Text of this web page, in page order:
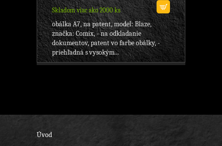
Skladom viac ako 2000 ks
obálka A7, na patent, model: Blaze,
značka: Comix, - na odkladanie
dokumentov, patent vo farbe obálky, -
priehľadná s vysokým...
Úvod